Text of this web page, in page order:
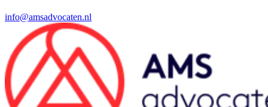
info@amsadvocaten.nl